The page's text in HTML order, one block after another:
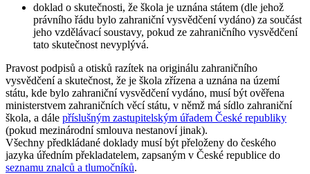
doklad o skutečnosti, že škola je uznána státem (dle jehož
právního řádu bylo zahraniční vysvědčení vydáno) za součást
jeho vzdělávací soustavy, pokud ze zahraničního vysvědčení
tato skutečnost nevyplývá.
Pravost podpisů a otisků razítek na originálu zahraničního
vysvědčení a skutečnost, že je škola zřízena a uznána na území
státu, kde bylo zahraniční vysvědčení vydáno, musí být ověřena
ministerstvem zahraničních věcí státu, v němž má sídlo zahraniční
škola, a dále příslušným zastupitelským úřadem České republiky
(pokud mezinárodní smlouva nestanoví jinak).
Všechny předkládané doklady musí být přeloženy do českého
jazyka úředním překladatelem, zapsaným v České republice do
seznamu znalců a tlumočníků.